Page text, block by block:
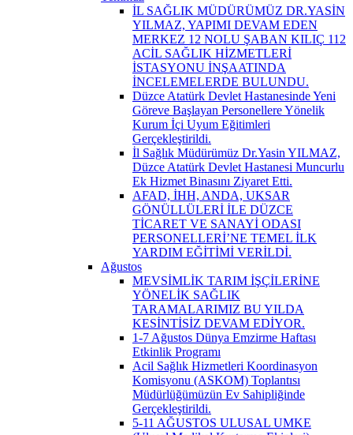
İL SAĞLIK MÜDÜRÜMÜZ DR.YASİN
YILMAZ, YAPIMI DEVAM EDEN
MERKEZ 12 NOLU ŞABAN KILIÇ 112
ACİL SAĞLIK HİZMETLERİ
İSTASYONU İNŞAATINDA
İNCELEMELERDE BULUNDU.
Düzce Atatürk Devlet Hastanesinde Yeni
Göreve Başlayan Personellere Yönelik
Kurum İçi Uyum Eğitimleri
Gerçekleştirildi.
İl Sağlık Müdürümüz Dr.Yasin YILMAZ,
Düzce Atatürk Devlet Hastanesi Muncurlu
Ek Hizmet Binasını Ziyaret Etti.
AFAD, İHH, ANDA, UKSAR
GÖNÜLLÜLERİ İLE DÜZCE
TİCARET VE SANAYİ ODASI
PERSONELLERİ’NE TEMEL İLK
YARDIM EĞİTİMİ VERİLDİ.
Ağustos
MEVSİMLİK TARIM İŞÇİLERİNE
YÖNELİK SAĞLIK
TARAMALARIMIZ BU YILDA
KESİNTİSİZ DEVAM EDİYOR.
1-7 Ağustos Dünya Emzirme Haftası
Etkinlik Programı
Acil Sağlık Hizmetleri Koordinasyon
Komisyonu (ASKOM) Toplantısı
Müdürlüğümüzün Ev Sahipliğinde
Gerçekleştirildi.
5-11 AĞUSTOS ULUSAL UMKE